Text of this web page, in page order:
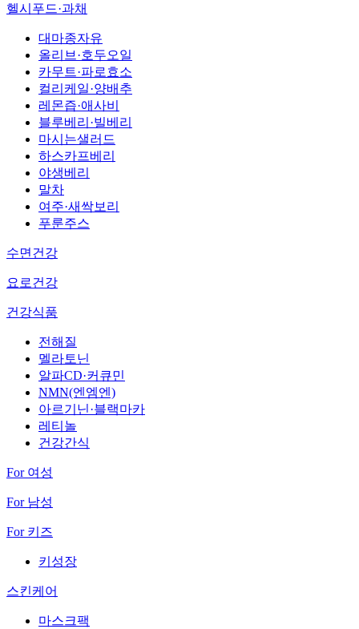
헬시푸드·과채
대마종자유
올리브·호두오일
카무트·파로효소
컬리케일·양배추
레몬즙·애사비
블루베리·빌베리
마시는샐러드
하스카프베리
야생베리
말차
여주·새싹보리
푸룬주스
수면건강
요로건강
건강식품
전해질
멜라토닌
알파CD·커큐민
NMN(엔엠엔)
아르기닌·블랙마카
레티놀
건강간식
For 여성
For 남성
For 키즈
키성장
스킨케어
마스크팩